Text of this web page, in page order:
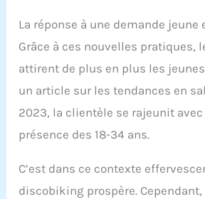
La réponse à une demande jeune
Grâce à ces nouvelles pratiques,
attirent de plus en plus les
un article sur les tendances en
2023, la clientèle se rajeunit
présence des 18-34 ans.
C’est dans ce contexte
discobiking prospère. Cependant,